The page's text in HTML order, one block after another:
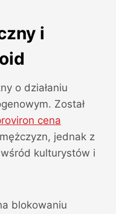
i
o działaniu
Został
cena
jednak z
kulturystów i
blokowaniu